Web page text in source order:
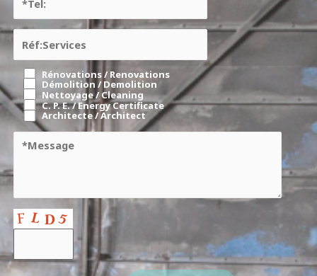
Rénovations / Renovations
Démolition / Demolition
Nettoyage / Cleaning
C. P. E. / Energy Certificate
Architecte / Architect